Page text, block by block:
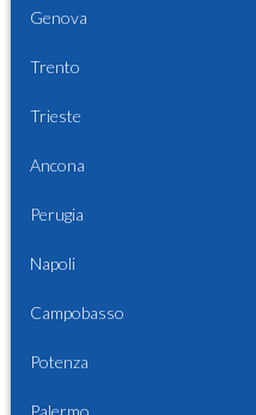
Genova
Trento
Trieste
Ancona
Perugia
Napoli
Campobasso
Potenza
Palermo